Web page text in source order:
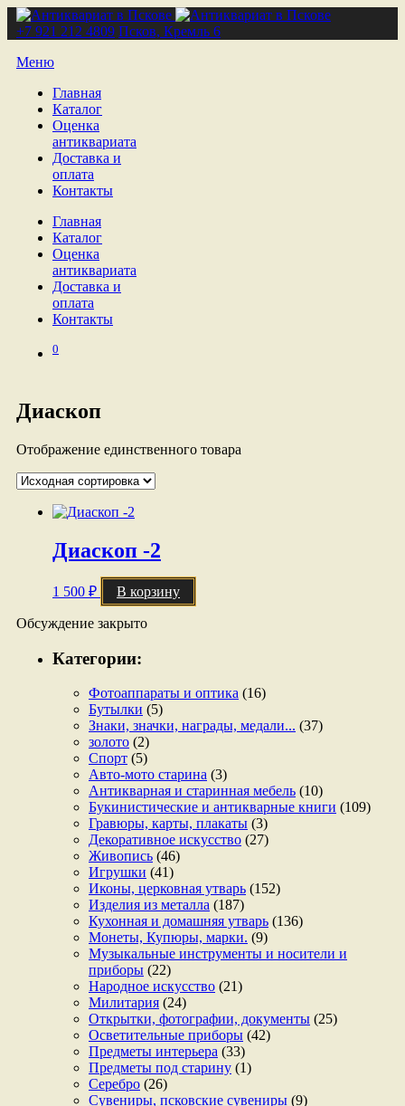
+7 921 212 4809 Псков, Кремль 6
Меню
Главная
Каталог
Оценка
антиквариата
Доставка и
оплата
Контакты
Главная
Каталог
Оценка
антиквариата
Доставка и
оплата
Контакты
0
Диаскоп
Отображение единственного товара
Диаскоп -2
1 500 ₽ В корзину
Обсуждение закрыто
Категории:
Фотоаппараты и оптика (16)
Бутылки (5)
Знаки, значки, награды, медали... (37)
золото (2)
Спорт (5)
Авто-мото старина (3)
Антикварная и старинная мебель (10)
Букинистические и антикварные книги (109)
Гравюры, карты, плакаты (3)
Декоративное искусство (27)
Живопись (46)
Игрушки (41)
Иконы, церковная утварь (152)
Изделия из металла (187)
Кухонная и домашняя утварь (136)
Монеты, Купюры, марки. (9)
Музыкальные инструменты и носители и
приборы (22)
Народное искусство (21)
Милитария (24)
Открытки, фотографии, документы (25)
Осветительные приборы (42)
Предметы интерьера (33)
Предметы под старину (1)
Серебро (26)
Сувениры, псковские сувениры (9)